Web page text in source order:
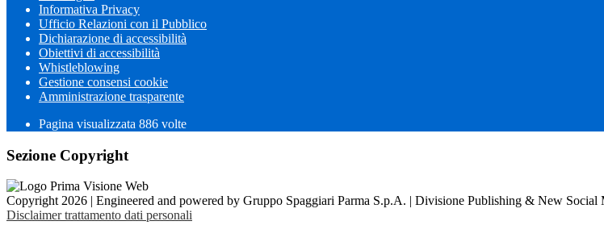
Informativa Privacy
Ufficio Relazioni con il Pubblico
Dichiarazione di accessibilità
Obiettivi di accessibilità
Whistleblowing
Gestione consensi cookie
Amministrazione trasparente
Pagina visualizzata 886 volte
Sezione Copyright
Copyright 2026 | Engineered and powered by Gruppo Spaggiari Parma S.p.A. | Divisione Publishing & New Social
Disclaimer trattamento dati personali